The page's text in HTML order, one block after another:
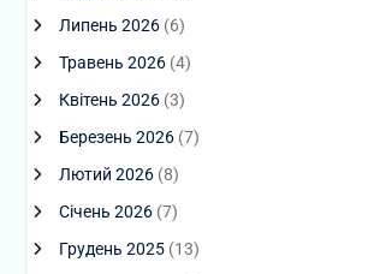
Липень 2026(6)
Травень 2026(4)
Квітень 2026(3)
Березень 2026(7)
Лютий 2026(8)
Січень 2026(7)
Грудень 2025(13)